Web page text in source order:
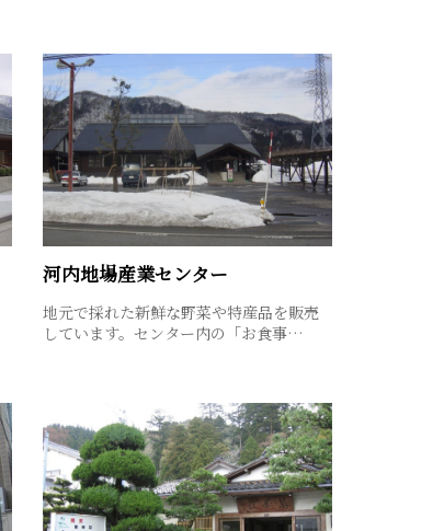
河内地場産業センター
地元で採れた新鮮な野菜や特産品を販売
しています。センター内の「お食事…